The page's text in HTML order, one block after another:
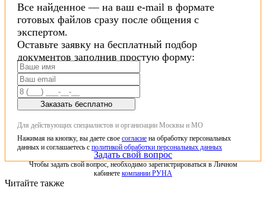
Все найденное — на ваш e-mail в формате
готовых файлов сразу после общения с
экспертом.
Оставьте заявку на бесплатный подбор
документов заполнив простую форму:
Заказать бесплатно
Для действующих специалистов и организации Москвы и МО
Нажимая на кнопку, вы даете свое согласие на обработку персональных
данных и соглашаетесь с политикой обработки персональных данных
Задать свой вопрос
Чтобы задать свой вопрос, необходимо зарегистрироваться в Личном
кабинете компании РУНА
Читайте также